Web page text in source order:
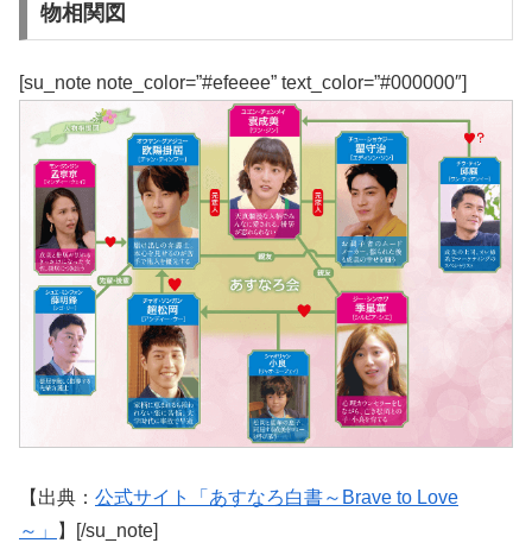
物相関図
[su_note note_color=”#efeeee” text_color=”#000000″]
【出典： 公式サイト「あすなろ白書～Brave to Love
～」
】[/su_note]